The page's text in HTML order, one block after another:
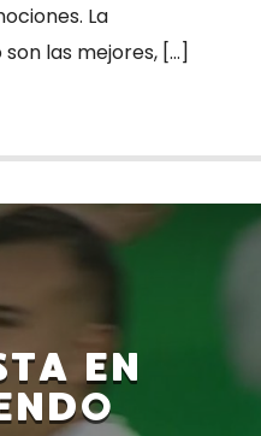
La
las mejores, […]
EN